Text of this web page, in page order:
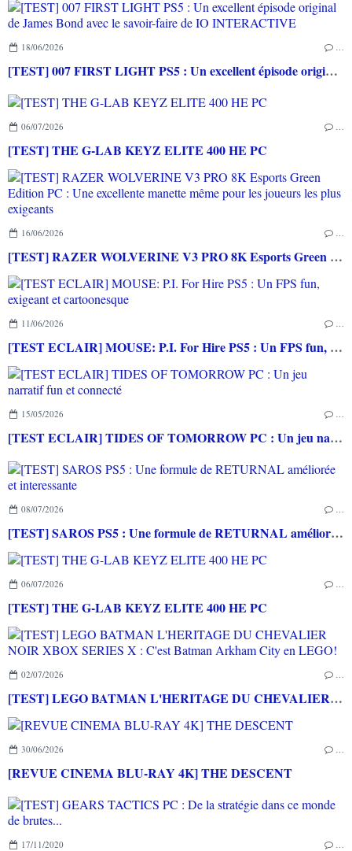
18/06/2026
[TEST] 007 FIRST LIGHT PS5 : Un excellent épisode original de James Bond avec le savoir-faire de IO INTERACTIVE
06/07/2026
[TEST] THE G-LAB KEYZ ELITE 400 HE PC
16/06/2026
[TEST] RAZER WOLVERINE V3 PRO 8K Esports Green Edition PC : Une excellente manette même pour les joueurs les plus exigeants
11/06/2026
[TEST ECLAIR] MOUSE: P.I. For Hire PS5 : Un FPS fun, exigeant et cartoonesque
15/05/2026
[TEST ECLAIR] TIDES OF TOMORROW PC : Un jeu narratif fun et connecté
08/07/2026
[TEST] SAROS PS5 : Une formule de RETURNAL améliorée et interessante
06/07/2026
[TEST] THE G-LAB KEYZ ELITE 400 HE PC
02/07/2026
[TEST] LEGO BATMAN L'HERITAGE DU CHEVALIER NOIR XBOX SERIES X : C'est Batman Arkham City en LEGO!
30/06/2026
[REVUE CINEMA BLU-RAY 4K] THE DESCENT
17/11/2020